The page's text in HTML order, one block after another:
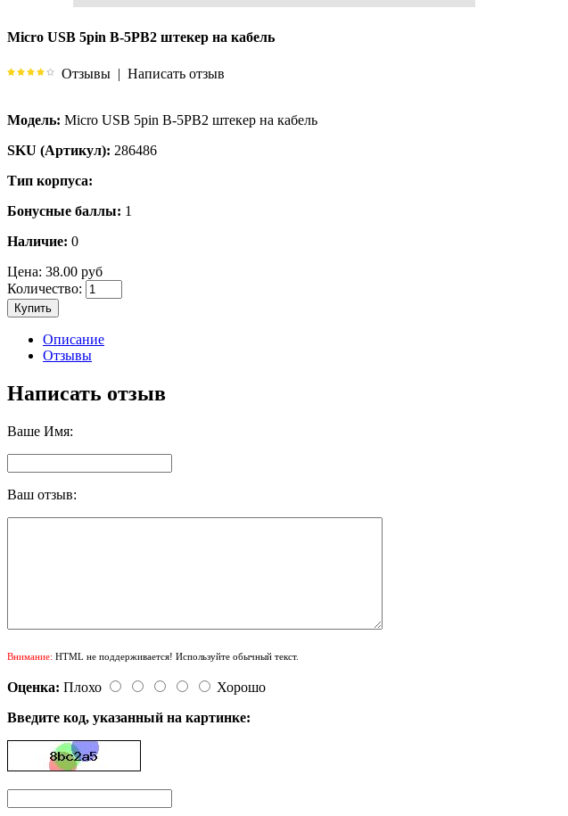
Micro USB 5pin B-5PB2 штекер на кабель
Отзывы | Написать отзыв
Модель: Micro USB 5pin B-5PB2 штекер на кабель
SKU (Артикул): 286486
Тип корпуса:
Бонусные баллы: 1
Наличие: 0
Цена: 38.00 руб
Количество:
Купить
Описание
Отзывы
Написать отзыв
Ваше Имя:
Ваш отзыв:
Внимание: HTML не поддерживается! Используйте обычный текст.
Оценка: Плохо
Хорошо
Введите код, указанный на картинке: